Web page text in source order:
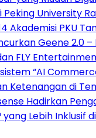
University
Akademisi PKU
Geene 2.0 –
FLY
“AI
Ketenangan di
Hadirkan
Lebih Inklusif